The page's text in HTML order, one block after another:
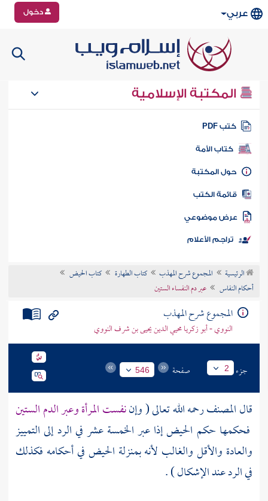
عربي دخول
المكتبة الإسلامية
كتب PDF
كتاب الأمة
المكتبة
الكتب
موضوعي
تراجم الأعلام
الرئيسية المجموع شرح المهذب كتاب الطهارة
كتاب الحيض
أحكام النفاس
عبر دم النفساء الستين
المجموع شرح المهذب
النووي - أبو زكريا محيي الدين يحيى بن شرف النووي
جزء 2 صفحة 546
قالالمصنفرحمه الله تعالى ( وإننفست المرأة وعبر الدم الستين
فحكمها حكم الحيض إذا عبر الخمسة عشر في الرد إلى التمييز
والعادة والأقل والغالب لأنه بمنزلة الحيض في أحكامه فكذلك
في الرد عند الإشكال ) .